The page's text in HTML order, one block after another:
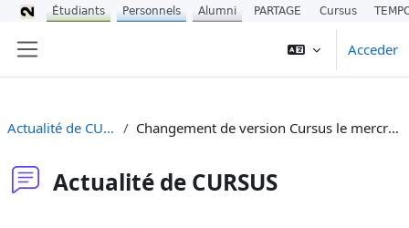
Acceder
Actualité de CURSUS Changement de version Cursus le mercredi 14 mai
Actualité de CURSUS
Étudiants Personnels Alumni PARTAGE Cursus